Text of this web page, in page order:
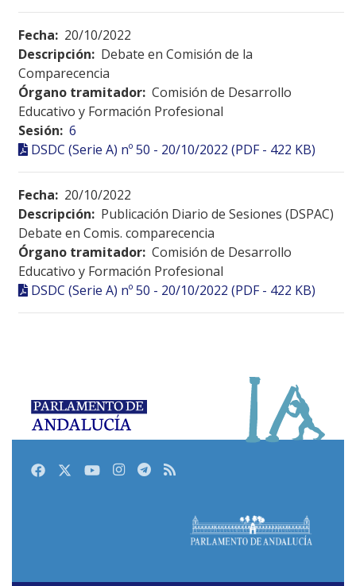
Fecha: 20/10/2022
Descripción: Debate en Comisión de la
Comparecencia
Órgano tramitador: Comisión de Desarrollo
Educativo y Formación Profesional
Sesión: 6
DSDC (Serie A) nº 50 - 20/10/2022 (PDF - 422 KB)
Fecha: 20/10/2022
Descripción: Publicación Diario de Sesiones (DSPAC)
Debate en Comis. comparecencia
Órgano tramitador: Comisión de Desarrollo
Educativo y Formación Profesional
DSDC (Serie A) nº 50 - 20/10/2022 (PDF - 422 KB)
FacebookTwitterYoutubeInstagram
Telegram
RSS